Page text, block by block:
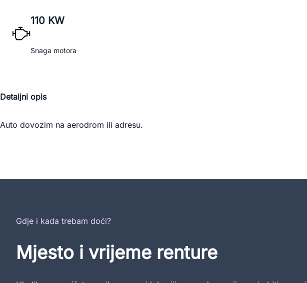
110 KW
Snaga motora
Detaljni opis
Auto dovozim na aerodrom ili adresu.
Gdje i kada trebam doći?
Mjesto i vrijeme renture